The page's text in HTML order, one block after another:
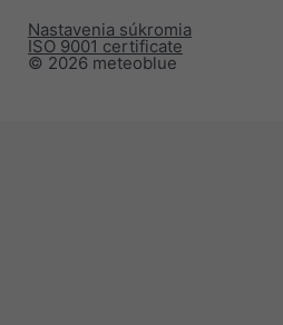
© 2026 meteoblue
ISO 9001 certificate
Nastavenia súkromia